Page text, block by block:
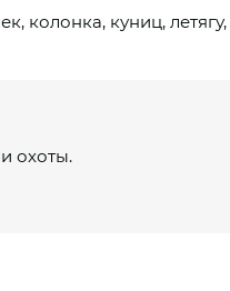
колонка, куниц, летягу,
охоты.